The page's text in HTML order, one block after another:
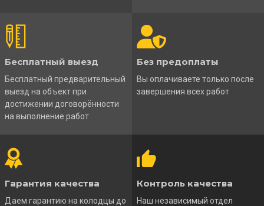
Бесплатный выезд
Бесплатный предварительный
выезд на объект при
достижении договорённости
на выполнение работ
Без предоплаты
Вы оплачиваете только после
завершения всех работ
Гарантия качества
Даем гарантию на колодцы до
Контроль качества
Наш независимый отдел